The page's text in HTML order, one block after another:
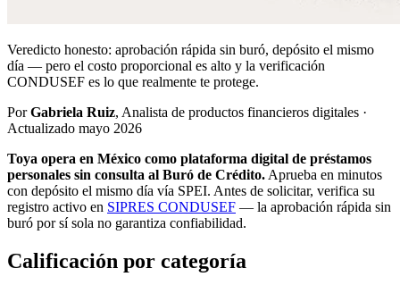
Veredicto honesto: aprobación rápida sin buró, depósito el mismo
día — pero el costo proporcional es alto y la verificación
CONDUSEF es lo que realmente te protege.
PorGabriela Ruiz, Analista de productos financieros digitales ·
Actualizado mayo 2026
Toya opera en México como plataforma digital de préstamos
personales sin consulta al Buró de Crédito. Aprueba en minutos
con depósito el mismo día vía SPEI. Antes de solicitar, verifica su
registro activo en SIPRES CONDUSEF — la aprobación rápida sin
buró por sí sola no garantiza confiabilidad.
Calificación por categoría